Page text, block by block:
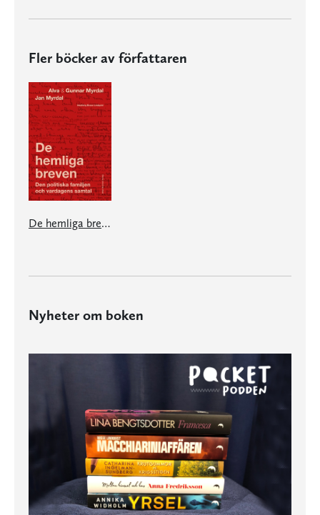
Fler böcker av författaren
De hemliga breven
Nyheter om boken